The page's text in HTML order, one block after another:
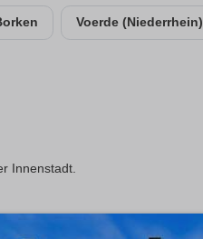
Voerde (Niederrhein)
Innenstadt.